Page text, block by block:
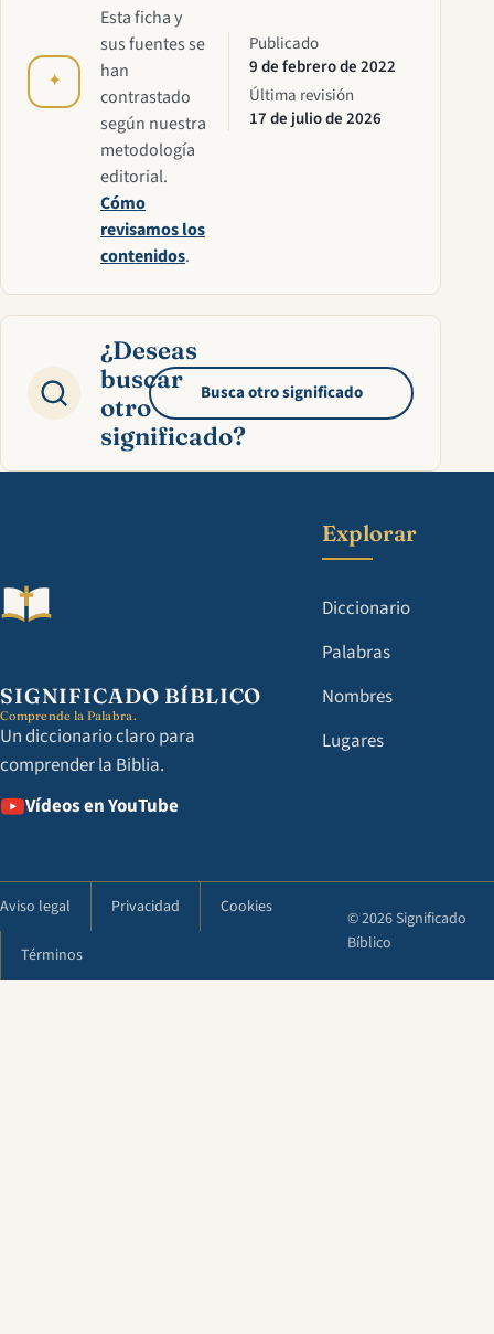
✦
Esta ficha y
sus fuentes se
han
contrastado
según nuestra
metodología
editorial.
Cómo
revisamos los
contenidos.
Publicado
9 de febrero de 2022
Última revisión
17 de julio de 2026
¿Deseas
buscar
otro
significado?
Busca otro significado
SIGNIFICADO BÍBLICO
Comprende la Palabra.
Un diccionario claro para
comprender la Biblia.
Vídeos en YouTube
Explorar
Diccionario
Palabras
Nombres
Lugares
Aviso legal Privacidad Cookies
Términos
© 2026 Significado
Bíblico